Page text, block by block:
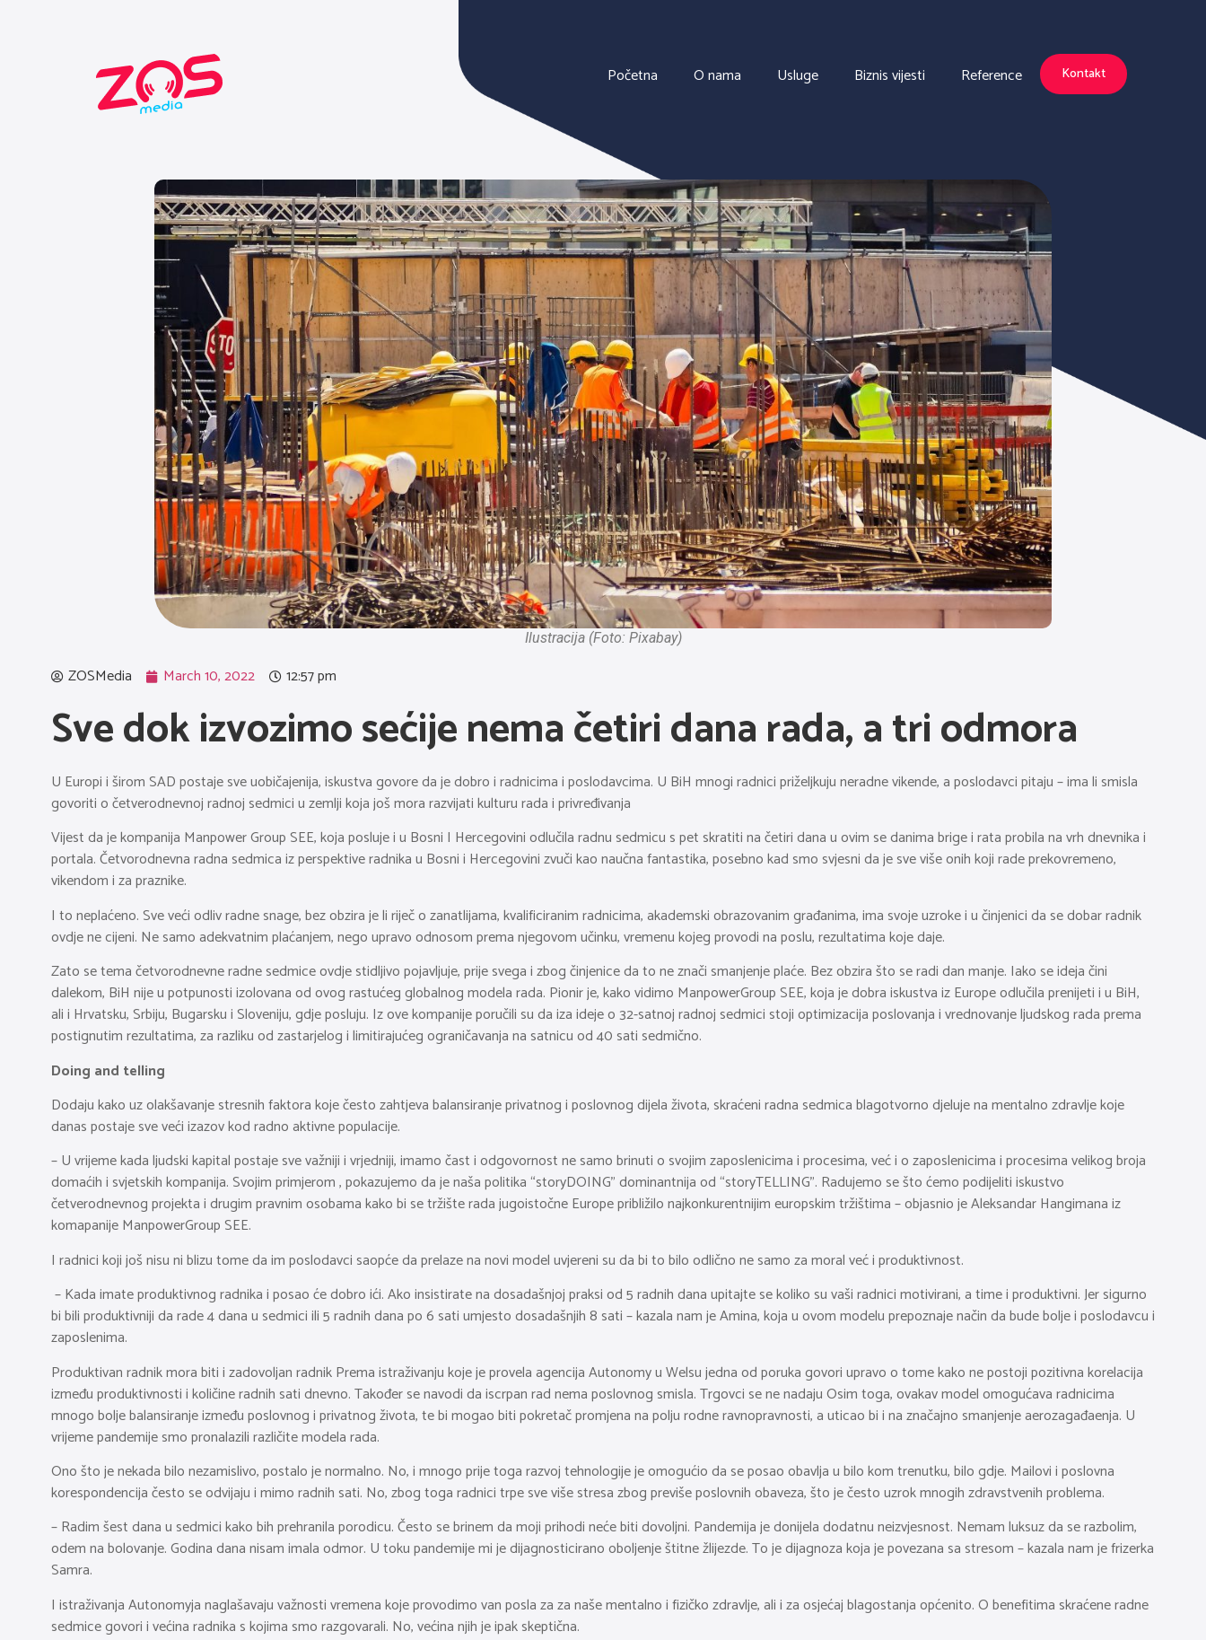
Početna O nama Usluge Biznis vijesti Reference Kontakt
Ilustracija (Foto: Pixabay)
ZOSMedia March 10, 2022 12:57 pm
Sve dok izvozimo sećije nema četiri dana rada, a tri odmora
U Europi i širom SAD postaje sve uobičajenija, iskustva govore da je dobro i radnicima i poslodavcima. U BiH mnogi radnici priželjkuju neradne vikende, a poslodavci pitaju – ima li smisla
govoriti o četverodnevnoj radnoj sedmici u zemlji koja još mora razvijati kulturu rada i privređivanja
Vijest da je kompanija Manpower Group SEE, koja posluje i u Bosni I Hercegovini odlučila radnu sedmicu s pet skratiti na četiri dana u ovim se danima brige i rata probila na vrh dnevnika i
portala. Četvorodnevna radna sedmica iz perspektive radnika u Bosni i Hercegovini zvuči kao naučna fantastika, posebno kad smo svjesni da je sve više onih koji rade prekovremeno,
vikendom i za praznike.
I to neplaćeno. Sve veći odliv radne snage, bez obzira je li riječ o zanatlijama, kvalificiranim radnicima, akademski obrazovanim građanima, ima svoje uzroke i u činjenici da se dobar radnik
ovdje ne cijeni. Ne samo adekvatnim plaćanjem, nego upravo odnosom prema njegovom učinku, vremenu kojeg provodi na poslu, rezultatima koje daje.
Zato se tema četvorodnevne radne sedmice ovdje stidljivo pojavljuje, prije svega i zbog činjenice da to ne znači smanjenje plaće. Bez obzira što se radi dan manje. Iako se ideja čini
dalekom, BiH nije u potpunosti izolovana od ovog rastućeg globalnog modela rada. Pionir je, kako vidimo ManpowerGroup SEE, koja je dobra iskustva iz Europe odlučila prenijeti i u BiH,
ali i Hrvatsku, Srbiju, Bugarsku i Sloveniju, gdje posluju. Iz ove kompanije poručili su da iza ideje o 32-satnoj radnoj sedmici stoji optimizacija poslovanja i vrednovanje ljudskog rada prema
postignutim rezultatima, za razliku od zastarjelog i limitirajućeg ograničavanja na satnicu od 40 sati sedmično.
Doing and telling
Dodaju kako uz olakšavanje stresnih faktora koje često zahtjeva balansiranje privatnog i poslovnog dijela života, skraćeni radna sedmica blagotvorno djeluje na mentalno zdravlje koje
danas postaje sve veći izazov kod radno aktivne populacije.
– U vrijeme kada ljudski kapital postaje sve važniji i vrjedniji, imamo čast i odgovornost ne samo brinuti o svojim zaposlenicima i procesima, već i o zaposlenicima i procesima velikog broja
domaćih i svjetskih kompanija. Svojim primjerom , pokazujemo da je naša politika “storyDOING” dominantnija od “storyTELLING”. Radujemo se što ćemo podijeliti iskustvo
četverodnevnog projekta i drugim pravnim osobama kako bi se tržište rada jugoistočne Europe približilo najkonkurentnijim europskim tržištima – objasnio je Aleksandar Hangimana iz
komapanije ManpowerGroup SEE.
I radnici koji još nisu ni blizu tome da im poslodavci saopće da prelaze na novi model uvjereni su da bi to bilo odlično ne samo za moral već i produktivnost.
– Kada imate produktivnog radnika i posao će dobro ići. Ako insistirate na dosadašnjoj praksi od 5 radnih dana upitajte se koliko su vaši radnici motivirani, a time i produktivni. Jer sigurno
bi bili produktivniji da rade 4 dana u sedmici ili 5 radnih dana po 6 sati umjesto dosadašnjih 8 sati – kazala nam je Amina, koja u ovom modelu prepoznaje način da bude bolje i poslodavcu i
zaposlenima.
Produktivan radnik mora biti i zadovoljan radnik Prema istraživanju koje je provela agencija Autonomy u Welsu jedna od poruka govori upravo o tome kako ne postoji pozitivna korelacija
između produktivnosti i količine radnih sati dnevno. Također se navodi da iscrpan rad nema poslovnog smisla. Trgovci se ne nadaju Osim toga, ovakav model omogućava radnicima
mnogo bolje balansiranje između poslovnog i privatnog života, te bi mogao biti pokretač promjena na polju rodne ravnopravnosti, a uticao bi i na značajno smanjenje aerozagađaenja. U
vrijeme pandemije smo pronalazili različite modela rada.
Ono što je nekada bilo nezamislivo, postalo je normalno. No, i mnogo prije toga razvoj tehnologije je omogućio da se posao obavlja u bilo kom trenutku, bilo gdje. Mailovi i poslovna
korespondencija često se odvijaju i mimo radnih sati. No, zbog toga radnici trpe sve više stresa zbog previše poslovnih obaveza, što je često uzrok mnogih zdravstvenih problema.
– Radim šest dana u sedmici kako bih prehranila porodicu. Često se brinem da moji prihodi neće biti dovoljni. Pandemija je donijela dodatnu neizvjesnost. Nemam luksuz da se razbolim,
odem na bolovanje. Godina dana nisam imala odmor. U toku pandemije mi je dijagnosticirano oboljenje štitne žlijezde. To je dijagnoza koja je povezana sa stresom – kazala nam je frizerka
Samra.
I istraživanja Autonomyja naglašavaju važnosti vremena koje provodimo van posla za za naše mentalno i fizičko zdravlje, ali i za osjećaj blagostanja općenito. O benefitima skraćene radne
sedmice govori i većina radnika s kojima smo razgovarali. No, većina njih je ipak skeptična.